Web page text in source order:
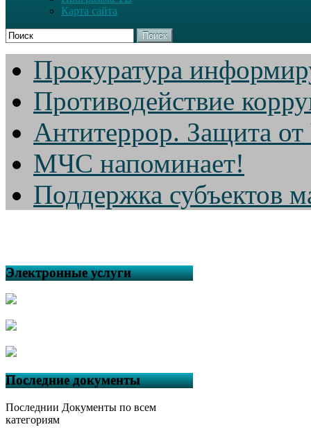
Карта сайта
Поиск
Прокуратура
Противодействие
Антитеррор. Защита
МЧС напоминает!
Поддержка субъектов
Электронные услуги
Последние документы
Последнии Документы по всем
категориям